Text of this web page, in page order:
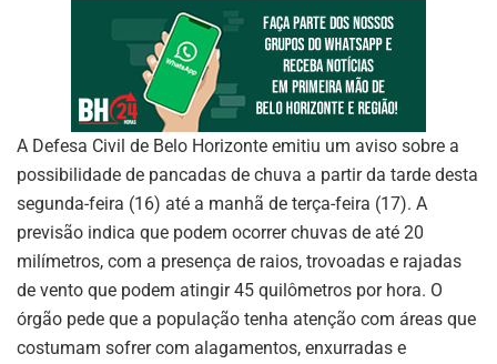
A Defesa Civil de Belo Horizonte emitiu um aviso sobre a
possibilidade de pancadas de chuva a partir da tarde desta
segunda-feira (16) até a manhã de terça-feira (17). A
previsão indica que podem ocorrer chuvas de até 20
milímetros, com a presença de raios, trovoadas e rajadas
de vento que podem atingir 45 quilômetros por hora. O
órgão pede que a população tenha atenção com áreas que
costumam sofrer com alagamentos, enxurradas e